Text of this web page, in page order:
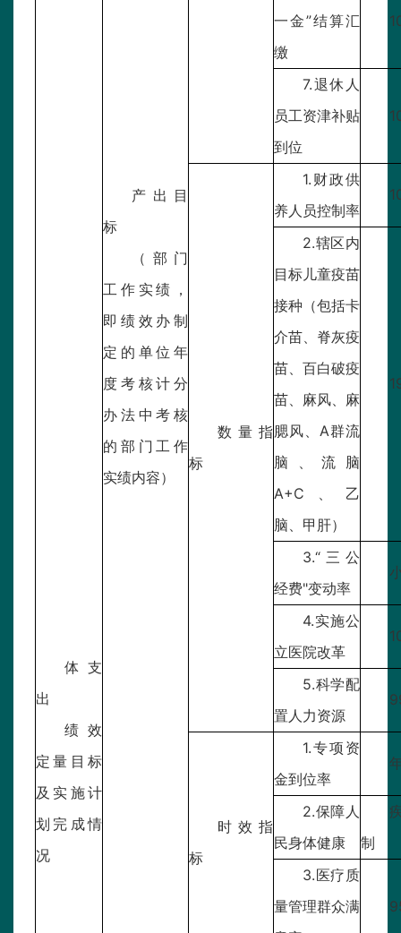
体支
出
绩效
定量目标
及实施计
划完成情
况
产出目
标
（部门
工作实绩，
即绩效办制
定的单位年
度考核计分
办法中考核
的部门工作
实绩内容）
一金”结算汇
缴
7.退休人
员工资津补贴
到位
数量指
标
1.财政供
养人员控制率
2.辖区内
目标儿童疫苗
接种（包括卡
介苗、脊灰疫
苗、百白破疫
苗、麻风、麻
腮风、A群流
脑、流脑
A+C、乙
脑、甲肝）
3.“三公
经费"变动率
4.实施公
立医院改革
5.科学配
置人力资源
时效指
标
1.专项资
金到位率
2.保障人
民身体健康
制
3.医疗质
量管理群众满